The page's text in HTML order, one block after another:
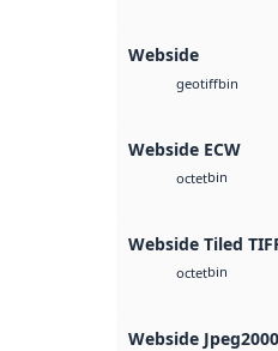
Webside
geotiffbin
Webside ECW
octetbin
Webside Tiled
octetbin
Webside Jpeg2000